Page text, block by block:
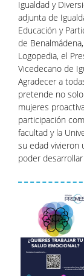
Igualdad y
adjunta de
Educación y
de
Logopedia, el
Vicedecano de
Agradecer a
pretende no solo
mujeres
participación
facultad y la
su edad vivieron
poder